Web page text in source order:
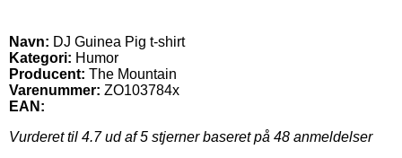
Navn: DJ Guinea Pig t-shirt
Kategori: Humor
Producent: The Mountain
Varenummer: ZO103784x
EAN:
Vurderet til 4.7ud af 5 stjerner baseret på 48 anmeldelser